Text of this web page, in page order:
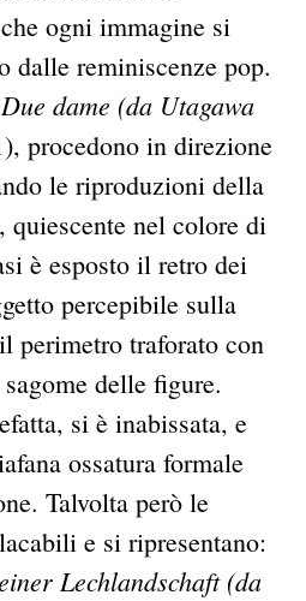
ogni immagine si
dalle reminiscenze pop.
Due dame (da Utagawa
procedono in direzione
le riproduzioni della
nel colore di
è esposto il retro dei
percepibile sulla
perimetro traforato con
delle figure.
si è inabissata, e
ossatura formale
Talvolta però le
e si ripresentano:
Lechlandschaft (da